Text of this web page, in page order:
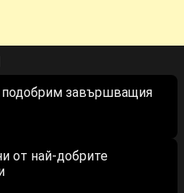
завършващия
от най-добрите